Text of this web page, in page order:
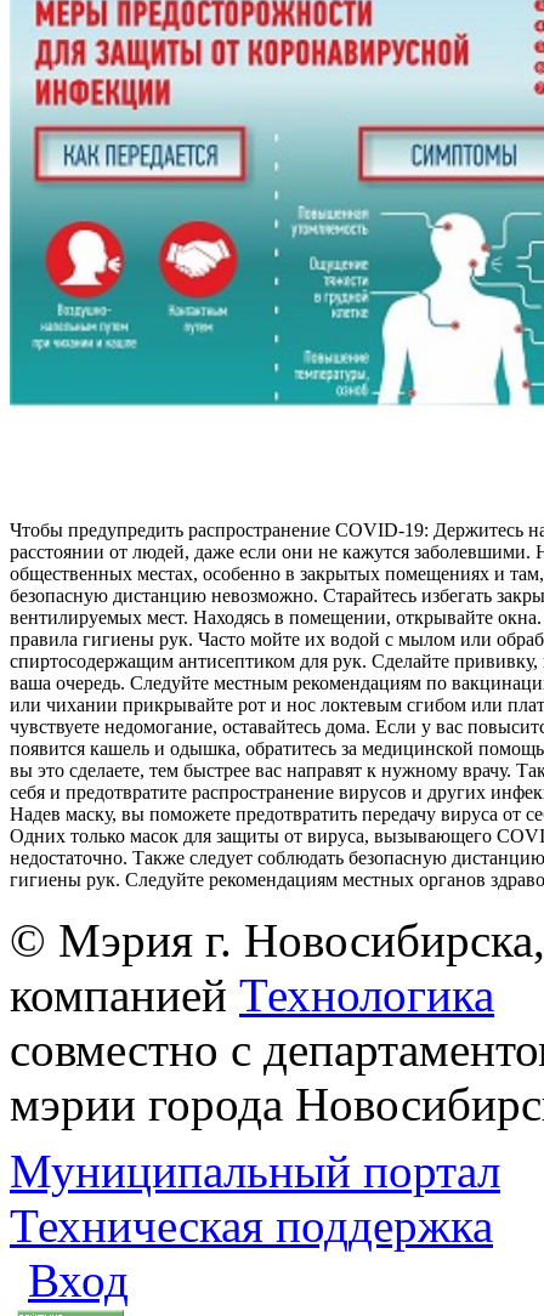
Чтобы предупредить распространение COVID-19: Держитесь
расстоянии от людей, даже если они не кажутся заболевшими.
общественных местах, особенно в закрытых помещениях и там,
безопасную дистанцию невозможно. Старайтесь избегать
вентилируемых мест. Находясь в помещении, открывайте
правила гигиены рук. Часто мойте их водой с мылом или
спиртосодержащим антисептиком для рук. Сделайте прививку,
ваша очередь. Следуйте местным рекомендациям по
или чихании прикрывайте рот и нос локтевым сгибом или
чувствуете недомогание, оставайтесь дома. Если у вас
появится кашель и одышка, обратитесь за медицинской
вы это сделаете, тем быстрее вас направят к нужному врачу.
себя и предотвратите распространение вирусов и других
Надев маску, вы поможете предотвратить передачу вируса от
Одних только масок для защиты от вируса, вызывающего
недостаточно. Также следует соблюдать безопасную
гигиены рук. Следуйте рекомендациям местных органов
© Мэрия г.
компанией Технологика
совместно с
мэрии города
Муниципальный портал
Техническая поддержка
Вход